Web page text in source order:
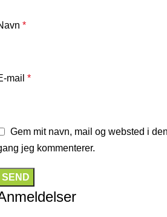
*
mail *
Gem mit navn, mail og websted i
jeg kommenterer.